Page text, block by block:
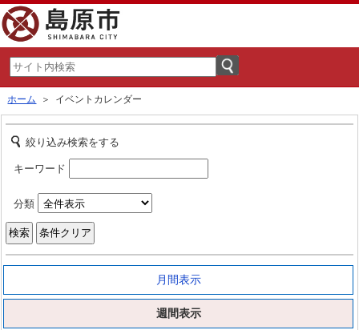
ホーム ＞ イベントカレンダー
絞り込み検索をする
キーワード
分類
月間表示
週間表示